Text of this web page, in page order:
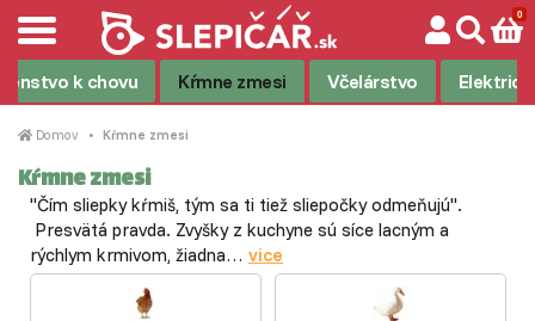
k chovu Kŕmne zmesi Včelárstvo
Domov Kŕmne zmesi
Kŕmne zmesi
"Čím sliepky kŕmiš, tým sa ti tiež sliepočky odmeňujú".
Presvätá pravda. Zvyšky z kuchyne sú síce lacným a
rýchlym krmivom, žiadna… vice